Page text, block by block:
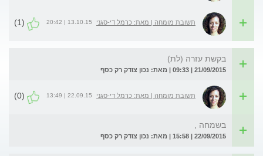
תשובת מומחה | מאת: כרמל די-סגני 13.10.15 | 20:42
(1)
בקשת עזרה (לת)
21/09/2015 | 09:33 | מאת: נכון צודק רק כסף
תשובת מומחה | מאת: כרמל די-סגני 22.09.15 | 13:49
(0)
בשמחה ,
22/09/2015 | 15:58 | מאת: נכון צודק רק כסף